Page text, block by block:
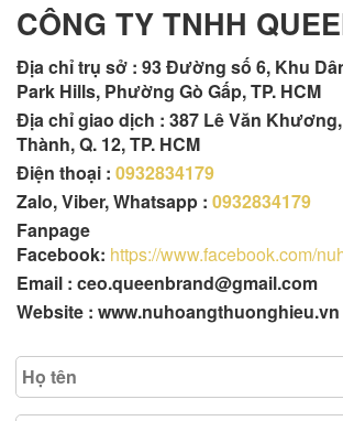
CÔNG TY TNHH
Địa chỉ trụ sở : 93 Đường số 6, Khu
Park Hills, Phường Gò Gấp, TP. HCM
Địa chỉ giao dịch : 387 Lê Văn
Thành, Q. 12, TP. HCM
Điện thoại : 0932834179
Zalo, Viber, Whatsapp : 0932834179
Fanpage
Facebook: https://www.facebook.com/
Email : ceo.queenbrand@gmail.com
Website : www.nuhoangthuonghieu.vn